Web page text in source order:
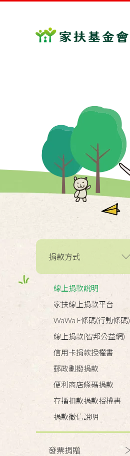
捐款方式
線上捐款說明
家扶線上捐款平台
WaWa E條碼(行動條碼)
線上捐款(智邦公益網)
信用卡捐款授權書
郵政劃撥捐款
便利商店條碼捐款
存摺扣款捐款授權書
捐款徵信說明
發票捐贈